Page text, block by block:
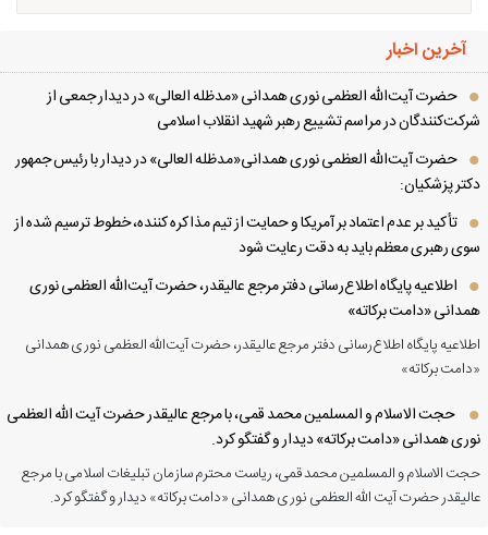
آخرین اخبار
حضرت آیت‌الله العظمی نوری همدانی «مدظله العالی» در دیدار جمعی از
در مراسم تشییع رهبر شهید انقلاب اسلامی
حضرت آیت‌الله العظمی نوری همدانی«مدظله العالی» در دیدار با رئیس جمهور
پزشکیان:
تأکید بر عدم اعتماد بر آمریکا و حمایت از تیم مذاکره کننده، خطوط ترسیم شده از
رهبری معظم باید به دقت رعایت شود
اطلاعیه پایگاه اطلاع‌رسانی دفتر مرجع عالیقدر، حضرت آیت‌الله العظمی نوری
«دامت برکاته»
پایگاه اطلاع‌رسانی دفتر مرجع عالیقدر، حضرت آیت‌الله العظمی نوری همدانی
برکاته»
حجت الاسلام و المسلمین محمد قمی، با مرجع عالیقدر حضرت آیت الله العظمی
همدانی «دامت برکاته» دیدار و گفتگو کرد.
الاسلام و المسلمین محمد قمی، ریاست محترم سازمان تبلیغات اسلامی با مرجع
حضرت آیت الله العظمی نوری همدانی «دامت برکاته» دیدار و گفتگو کرد.